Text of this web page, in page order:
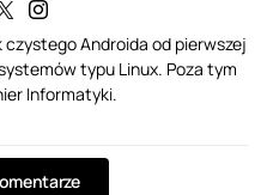
Androida od pierwszej
typu Linux. Poza tym
Informatyki.